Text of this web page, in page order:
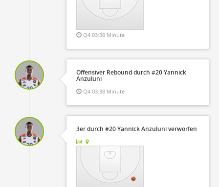
Q4 03:38 Minute
Offensiver Rebound durch #20 Yannick
Anzuluni
Q4 03:38 Minute
3er durch #20 Yannick Anzuluni verworfen